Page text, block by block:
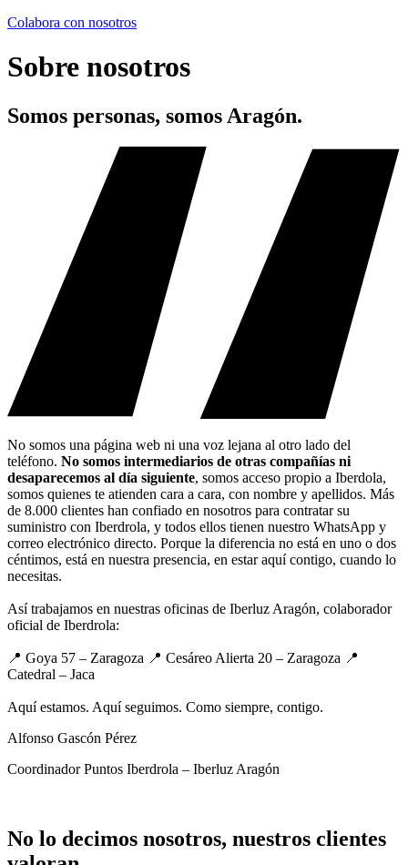
Colabora con nosotros
Sobre nosotros
Somos personas, somos Aragón.
No somos una página web ni una voz lejana al otro lado del
teléfono. No somos intermediarios de otras compañías ni
desaparecemos al día siguiente, somos acceso propio a Iberdola,
somos quienes te atienden cara a cara, con nombre y apellidos. Más
de 8.000 clientes han confiado en nosotros para contratar su
suministro con Iberdrola, y todos ellos tienen nuestro WhatsApp y
correo electrónico directo. Porque la diferencia no está en uno o dos
céntimos, está en nuestra presencia, en estar aquí contigo, cuando lo
necesitas.
Así trabajamos en nuestras oficinas de Iberluz Aragón, colaborador
oficial de Iberdrola:
📍 Goya 57 – Zaragoza 📍 Cesáreo Alierta 20 – Zaragoza 📍
Catedral – Jaca
Aquí estamos. Aquí seguimos. Como siempre, contigo.
Alfonso Gascón Pérez
Coordinador Puntos Iberdrola – Iberluz Aragón
No lo decimos nosotros, nuestros clientes